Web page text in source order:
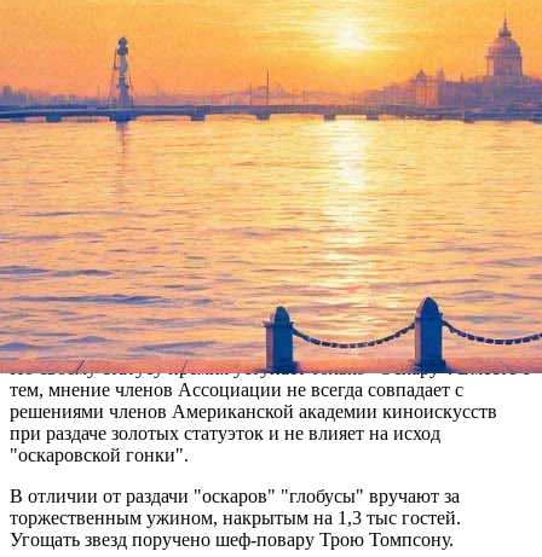
В Лос-Анджелесе сегодня 11 января, назовут победителей
престижной премии Ассоциации иностранных журналистов,
аккредитованных при Голливуде, – "Золотой глобус" (Golden
Globe Award).
72-я церемония вручения премий, традиционно открывающая
сезон "красных дорожек" в Голливуде, состоится в отеле
Beverley Hilton. Вести церемонию будут комедийные актрисы
Тина Фей и Эми Полер.
По своему статусу премия уступает только "Оскару". Вместе с
тем, мнение членов Ассоциации не всегда совпадает с
решениями членов Американской академии киноискусств
при раздаче золотых статуэток и не влияет на исход
"оскаровской гонки".
В отличии от раздачи "оскаров" "глобусы" вручают за
торжественным ужином, накрытым на 1,3 тыс гостей.
Угощать звезд поручено шеф-повару Трою Томпсону.